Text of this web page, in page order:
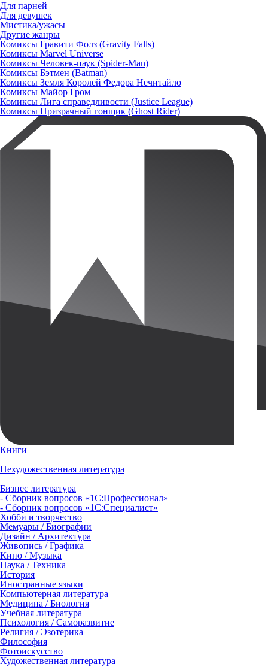
Для парней
Для девушек
Мистика/ужасы
Другие жанры
Комиксы Гравити Фолз (Gravity Falls)
Комиксы Marvel Universe
Комиксы Человек-паук (Spider-Man)
Комиксы Бэтмен (Batman)
Комиксы Земля Королей Федора Нечитайло
Комиксы Майор Гром
Комиксы Лига справедливости (Justice League)
Комиксы Призрачный гонщик (Ghost Rider)
Книги
Нехудожественная литература
Бизнес литература
- Сборник вопросов «1С:Профессионал»
- Сборник вопросов «1С:Специалист»
Хобби и творчество
Мемуары / Биографии
Дизайн / Архитектура
Живопись / Графика
Кино / Музыка
Наука / Техника
История
Иностранные языки
Компьютерная литература
Медицина / Биология
Учебная литература
Психология / Саморазвитие
Религия / Эзотерика
Философия
Фотоискусство
Художественная литература